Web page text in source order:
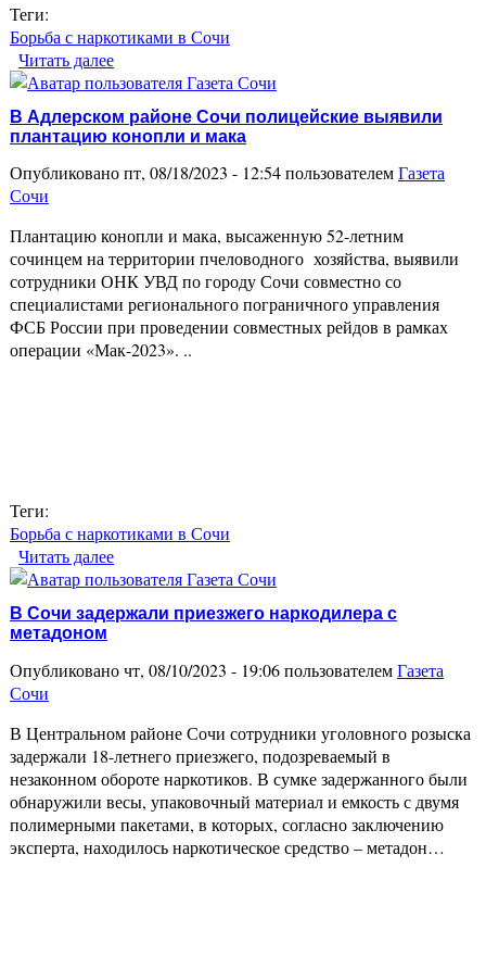
Теги:
Борьба с наркотиками в Сочи
Читать далее
марихуаны
В Адлерском районе Сочи полицейские выявили
плантацию конопли и мака
Опубликовано пт, 08/18/2023 - 12:54 пользователемГазета
Сочи
Плантацию конопли и мака, высаженную 52-летним
сочинцем на территории пчеловодного хозяйства, выявили
сотрудники ОНК УВД по городу Сочи совместно со
специалистами регионального пограничного управления
ФСБ России при проведении совместных рейдов в рамках
операции «Мак-2023». ..
Теги:
Борьба с наркотиками в Сочи
Читать далее
выявили плантацию конопли и мака
В Сочи задержали приезжего наркодилера с
метадоном
Опубликовано чт, 08/10/2023 - 19:06 пользователемГазета
Сочи
В Центральном районе Сочи сотрудники уголовного розыска
задержали 18-летнего приезжего, подозреваемый в
незаконном обороте наркотиков. В сумке задержанного были
обнаружили весы, упаковочный материал и емкость с двумя
полимерными пакетами, в которых, согласно заключению
эксперта, находилось наркотическое средство – метадон…